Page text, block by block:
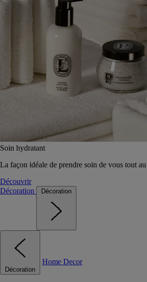
Soin hydratant
La façon idéale de prendre soin de vous tout
Découvrir
Décoration
Décoration
Décoration
Home Decor